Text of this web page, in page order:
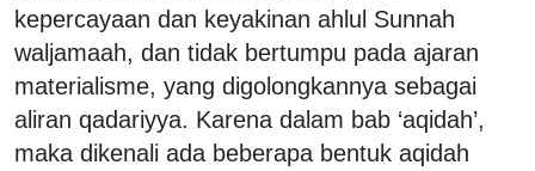
kepercayaan dan keyakinan ahlul Sunnah
waljamaah, dan tidak bertumpu pada ajaran
materialisme, yang digolongkannya sebagai
aliran qadariyya. Karena dalam bab ‘aqidah’,
maka dikenali ada beberapa bentuk aqidah